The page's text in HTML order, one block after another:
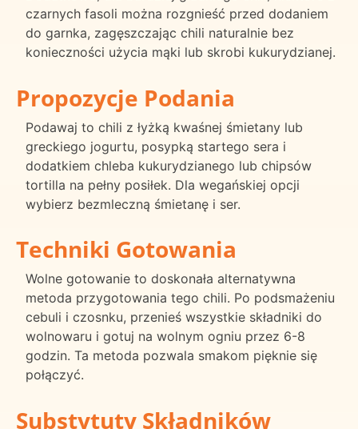
czarnych fasoli można rozgnieść przed dodaniem
do garnka, zagęszczając chili naturalnie bez
konieczności użycia mąki lub skrobi kukurydzianej.
Propozycje Podania
Podawaj to chili z łyżką kwaśnej śmietany lub
greckiego jogurtu, posypką startego sera i
dodatkiem chleba kukurydzianego lub chipsów
tortilla na pełny posiłek. Dla wegańskiej opcji
wybierz bezmleczną śmietanę i ser.
Techniki Gotowania
Wolne gotowanie to doskonała alternatywna
metoda przygotowania tego chili. Po podsmażeniu
cebuli i czosnku, przenieś wszystkie składniki do
wolnowaru i gotuj na wolnym ogniu przez 6-8
godzin. Ta metoda pozwala smakom pięknie się
połączyć.
Substytuty Składników